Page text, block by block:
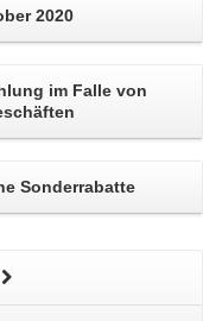
2020
im Falle von
Sonderrabatte